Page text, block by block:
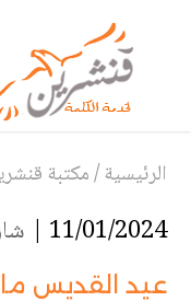
الرئيسية/مكتبة
11/01/2024 |
عيد القديس